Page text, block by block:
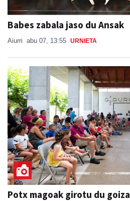
Babes zabala jaso du Ansak
Aiurri abu 07, 13:55 URNIETA
Potx magoak girotu du goiza